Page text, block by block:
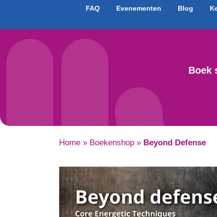
FAQ Evenementen Blog
Boek
Home » Boekenshop » Beyond Defense